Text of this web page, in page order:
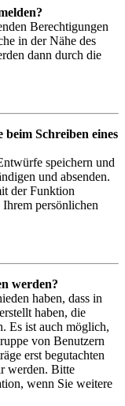
Berechtigungen
in der Nähe des
dann durch die
Schreiben eines
speichern und
und absenden.
der Funktion
persönlichen
werden?
haben, dass in
haben, die
Es ist auch möglich,
von Benutzern
erst begutachten
werden. Bitte
wenn Sie weitere